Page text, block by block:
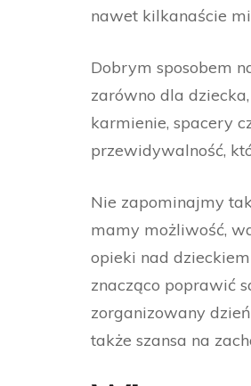
nawet kilkanaście
Dobrym sposobem
zarówno dla
karmienie, spacery
przewidywalność,
Nie zapominajmy
mamy możliwość,
opieki nad
znacząco poprawić
zorganizowany
także szansa na